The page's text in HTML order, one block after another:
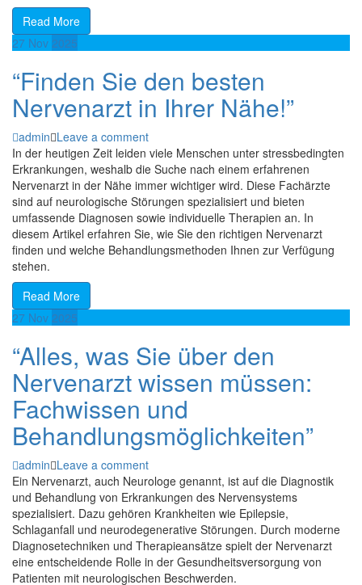
Read More
27 Nov 2025
“Finden Sie den besten
Nervenarzt in Ihrer Nähe!”
admin Leave a comment
In der heutigen Zeit leiden viele Menschen unter stressbedingten
Erkrankungen, weshalb die Suche nach einem erfahrenen
Nervenarzt in der Nähe immer wichtiger wird. Diese Fachärzte
sind auf neurologische Störungen spezialisiert und bieten
umfassende Diagnosen sowie individuelle Therapien an. In
diesem Artikel erfahren Sie, wie Sie den richtigen Nervenarzt
finden und welche Behandlungsmethoden Ihnen zur Verfügung
stehen.
Read More
27 Nov 2025
“Alles, was Sie über den
Nervenarzt wissen müssen:
Fachwissen und
Behandlungsmöglichkeiten”
admin Leave a comment
Ein Nervenarzt, auch Neurologe genannt, ist auf die Diagnostik
und Behandlung von Erkrankungen des Nervensystems
spezialisiert. Dazu gehören Krankheiten wie Epilepsie,
Schlaganfall und neurodegenerative Störungen. Durch moderne
Diagnosetechniken und Therapieansätze spielt der Nervenarzt
eine entscheidende Rolle in der Gesundheitsversorgung von
Patienten mit neurologischen Beschwerden.